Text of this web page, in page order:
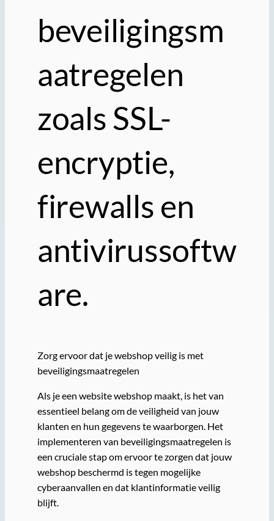
beveiligingsm
aatregelen
zoals SSL-
encryptie,
firewalls en
antivirussoftw
are.
Zorg ervoor dat je webshop veilig is met
beveiligingsmaatregelen
Als je een website webshop maakt, is het van
essentieel belang om de veiligheid van jouw
klanten en hun gegevens te waarborgen. Het
implementeren van beveiligingsmaatregelen is
een cruciale stap om ervoor te zorgen dat jouw
webshop beschermd is tegen mogelijke
cyberaanvallen en dat klantinformatie veilig
blijft.